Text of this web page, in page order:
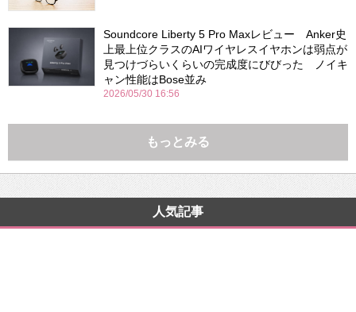
Soundcore Liberty 5 Pro Maxレビュー Anker史
上最上位クラスのAIワイヤレスイヤホンは弱点が
見つけづらいくらいの完成度にびびった ノイキ
ャン性能はBose並み
2026/05/30 16:56
もっとみる
人気記事